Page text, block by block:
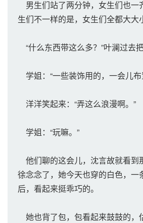
男生们站了两分钟，女生们也一
生们不一样的是，女生们全都大大
“什么东西带这么多？”叶澜过去
学姐：“一些装饰用的，一会儿布
洋洋笑起来：“弄这么浪漫啊。”
学姐：“玩嘛。”
他们聊的这会儿，沈言故就看到
徐念念了，她今天也穿的白色，一
后，看起来挺乖巧的。
她也背了包，包看起来鼓鼓的，